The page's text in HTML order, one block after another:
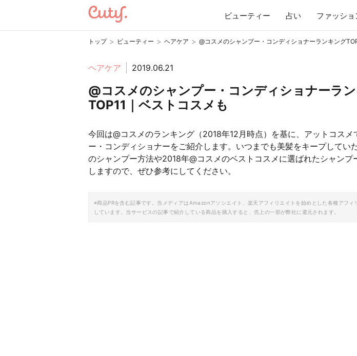
ビューティー 占い ファッショ
トップ > ビューティー > ヘアケア > @コスメのシャンプー・コンディショナーランキング
ヘアケア 2019.06.21
@コスメのシャンプー・コンディショナーラ
TOP11｜ベストコスメも
今回は@コスメのランキング（2018年12月時点）を基に、アットコスメ
ー・コンディショナーをご紹介します。いつまでも美髪をキープしてい
のシャンプー方法や2018年@コスメのベストコスメに選ばれたシャンプ
しますので、ぜひ参考にしてください。
※商品PRを含む記事です。当メディアはAmazonアソシエイト、楽天アフィリエイトを始めとした各種アフィ
しています。当サービスの記事で紹介している商品を購入すると、売上の一部が弊社に還元されます。